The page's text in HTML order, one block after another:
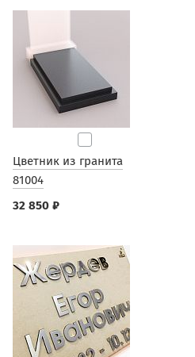
Цветник из гранита
81004
32 850 ₽